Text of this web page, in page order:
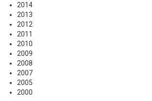
2014
2013
2012
2011
2010
2009
2008
2007
2005
2000